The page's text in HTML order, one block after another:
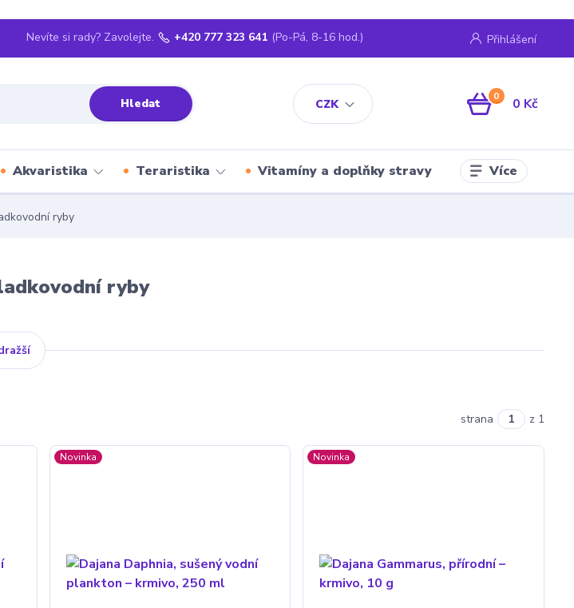
CZK
Přihlášení
Hledat
Nevíte si rady? Zavolejte. +420 777 323 641 (Po-Pá, 8-16 hod.)
0 0 Kč
Akvaristika Teraristika Vitamíny a doplňky stravy Více
ryby
ryby
strana z 1
Novinka Novinka